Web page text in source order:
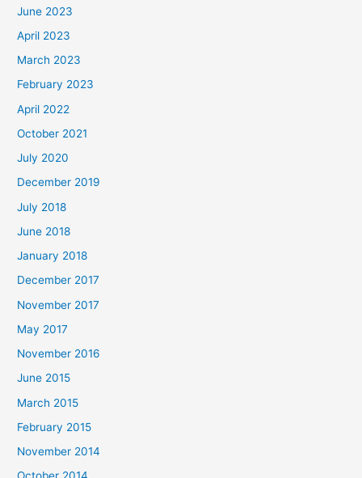
June 2023
April 2023
March 2023
February 2023
April 2022
October 2021
July 2020
December 2019
July 2018
June 2018
January 2018
December 2017
November 2017
May 2017
November 2016
June 2015
March 2015
February 2015
November 2014